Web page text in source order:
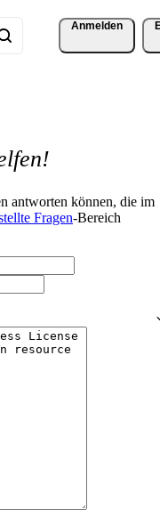
Anmelden
antworten können, die im
Fragen-Bereich